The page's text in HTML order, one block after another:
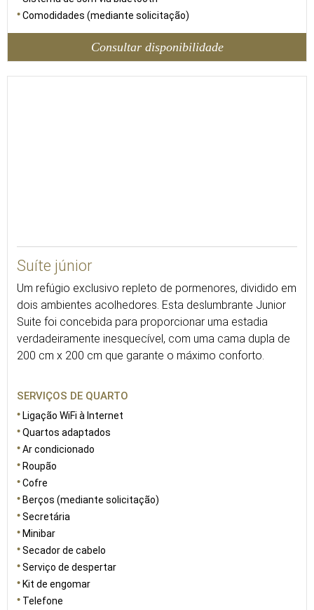
Comodidades (mediante solicitação)
Consultar disponibilidade
Suíte júnior
Um refúgio exclusivo repleto de pormenores, dividido em
dois ambientes acolhedores. Esta deslumbrante Junior
Suite foi concebida para proporcionar uma estadia
verdadeiramente inesquecível, com uma cama dupla de
200 cm x 200 cm que garante o máximo conforto.
SERVIÇOS DE QUARTO
Ligação WiFi à Internet
Quartos adaptados
Ar condicionado
Roupão
Cofre
Berços (mediante solicitação)
Secretária
Minibar
Secador de cabelo
Serviço de despertar
Kit de engomar
Telefone